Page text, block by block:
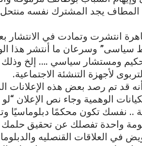
المطاف يجد المشترك نفسه
سياسى” وسرعان ما أنتشر هذا
ومستشار سياسي …. إلخ وذلك
لأجهزة التنشئة الاجتماعية.
أنه قد تم رصد بعض هذه
الوهمية وجاء نص الإعلان
.. نفسك تكون محكمًا
واحدة تفصلك عن تحقيق حلمك
في العلاقات القنصليه